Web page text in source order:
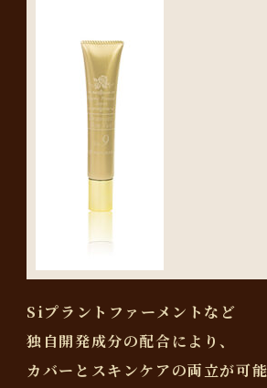
Siプラントファーメントなど
独自開発成分の配合により、
カバーとスキンケアの両立が可